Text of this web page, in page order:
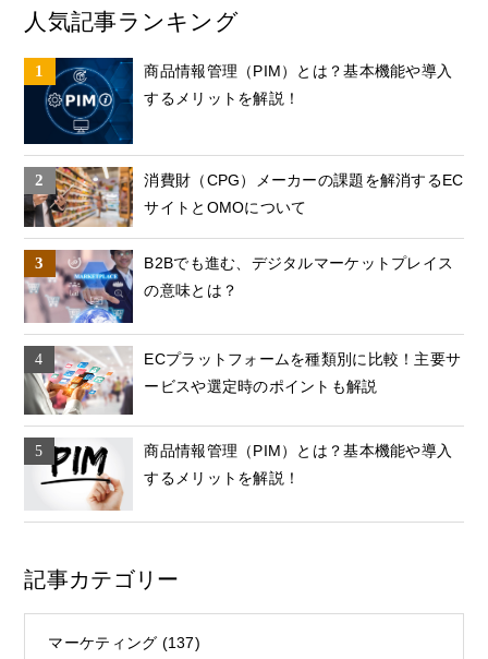
人気記事ランキング
商品情報管理（PIM）とは？基本機能や導入
するメリットを解説！
消費財（CPG）メーカーの課題を解消するEC
サイトとOMOについて
B2Bでも進む、デジタルマーケットプレイス
の意味とは？
ECプラットフォームを種類別に比較！主要サ
ービスや選定時のポイントも解説
商品情報管理（PIM）とは？基本機能や導入
するメリットを解説！
記事カテゴリー
マーケティング (137)